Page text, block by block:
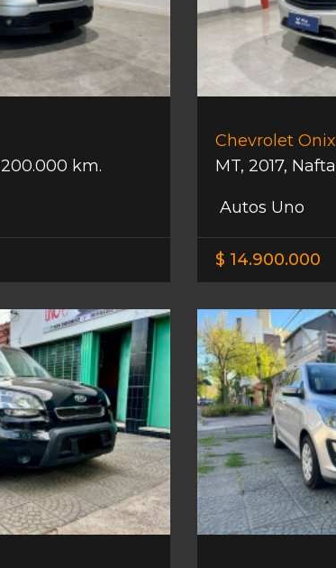
200.000 km.
Chevrolet Onix
MT, 2017, Nafta
Autos Uno
$ 14.900.000